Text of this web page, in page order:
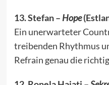
13. Stefan – Hope
Ein unerwarteter
treibenden Rhythmus
Refrain genau die